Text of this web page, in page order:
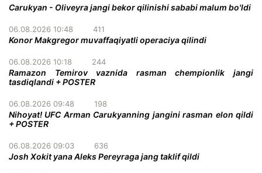
Carukyan - Oliveyra jangi bekor qilinishi sababi malum bo'ldi
06.08.2026 10:48 411
Konor Makgregor muvaffaqiyatli operaciya qilindi
06.08.2026 10:18 244
Ramazon Temirov vaznida rasman chempionlik jangi
tasdiqlandi + POSTER
06.08.2026 09:48 198
Nihoyat! UFC Arman Carukyanning jangini rasman elon qildi
+ POSTER
06.08.2026 09:03 636
Josh Xokit yana Aleks Pereyraga jang taklif qildi